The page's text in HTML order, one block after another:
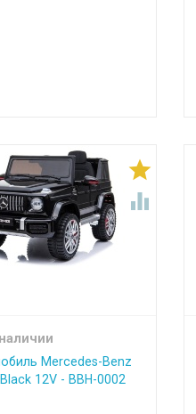


Mercedes-Benz
12V - BBH-0002